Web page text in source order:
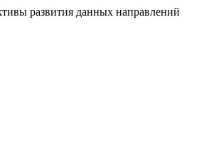
развития данных направлений